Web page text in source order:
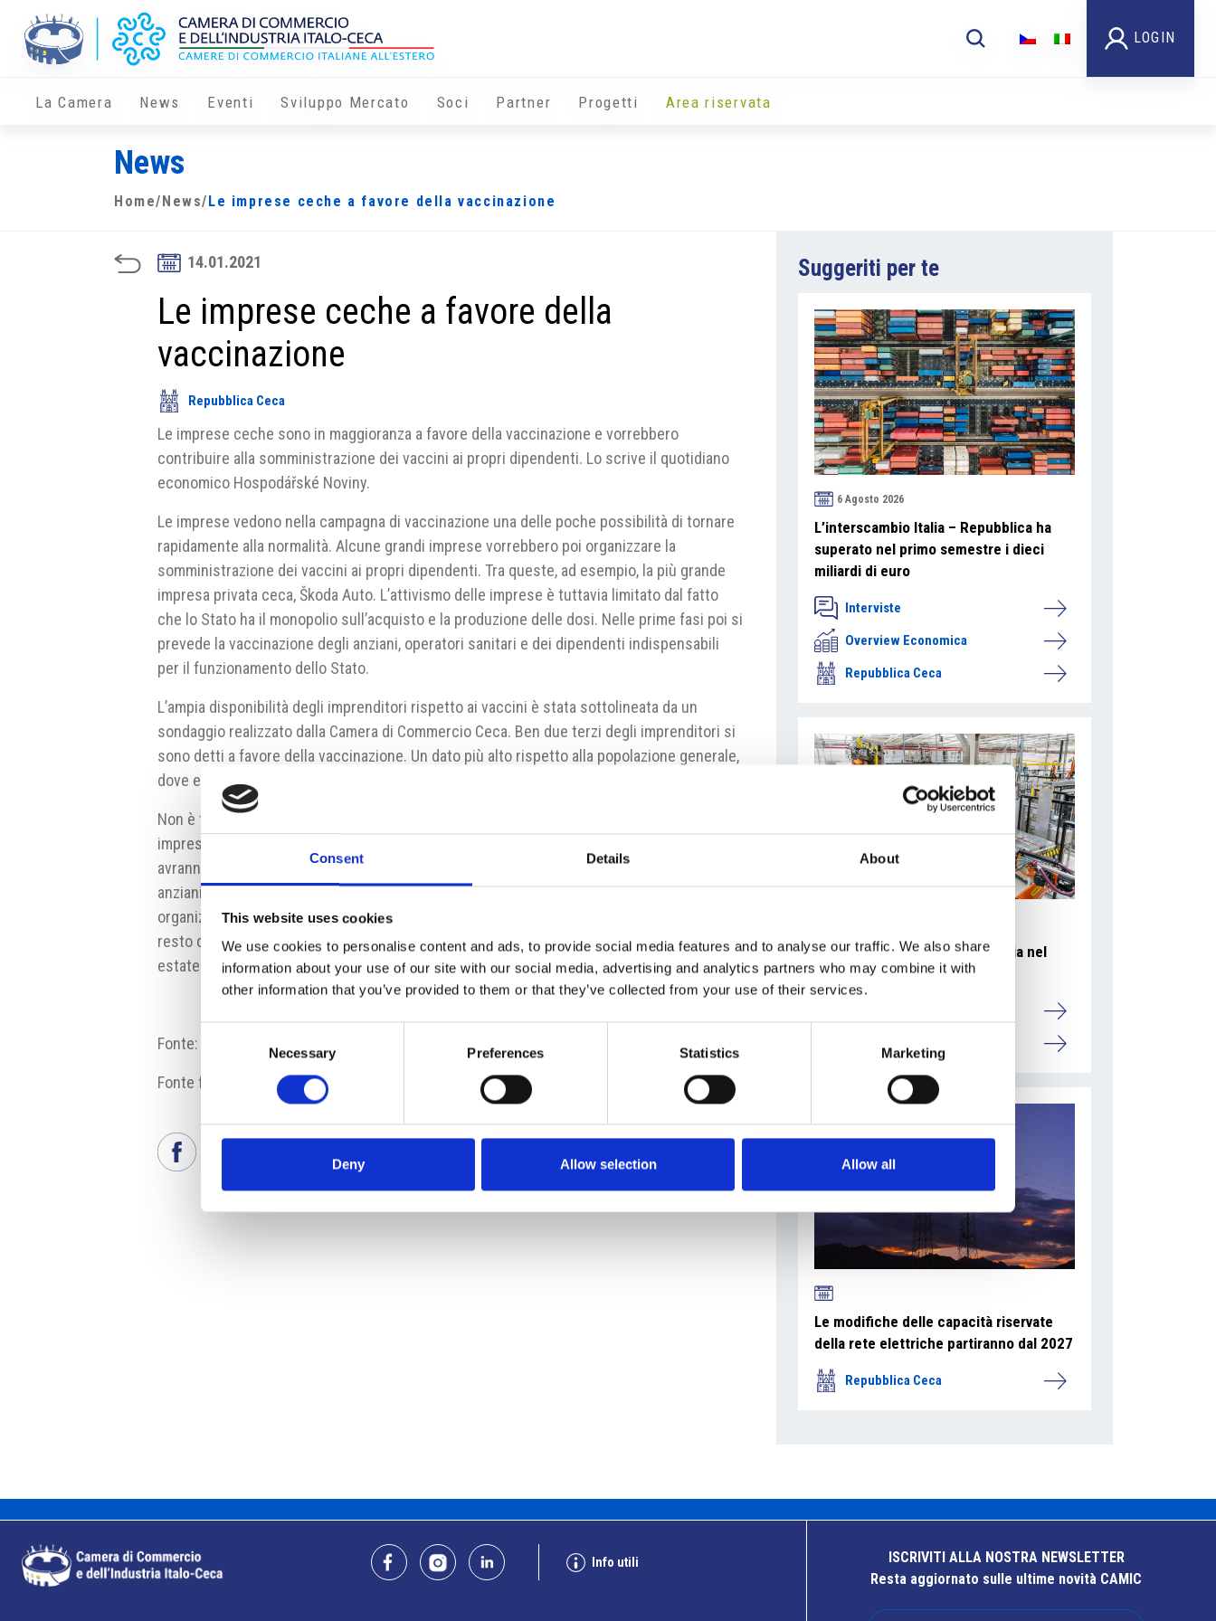
Consent Details About
This website uses cookies
We use cookies to personalise content and ads, to provide social media features and to analyse our traffic. We also share
information about your use of our site with our social media, advertising and analytics partners who may combine it with
other information that you’ve provided to them or that they’ve collected from your use of their services.
Necessary Preferences Statistics Marketing
Deny Allow selection Allow all
LOGIN
La Camera News Eventi Sviluppo Mercato Soci Partner Progetti Area riservata
News
Home/ News/ Le imprese ceche a favore della vaccinazione
14.01.2021
Le imprese ceche a favore della
vaccinazione
Repubblica Ceca
Le imprese ceche sono in maggioranza a favore della vaccinazione e vorrebbero
contribuire alla somministrazione dei vaccini ai propri dipendenti. Lo scrive il quotidiano
economico Hospodářské Noviny.
Le imprese vedono nella campagna di vaccinazione una delle poche possibilità di tornare
rapidamente alla normalità. Alcune grandi imprese vorrebbero poi organizzare la
somministrazione dei vaccini ai propri dipendenti. Tra queste, ad esempio, la più grande
impresa privata ceca, Škoda Auto. L’attivismo delle imprese è tuttavia limitato dal fatto
che lo Stato ha il monopolio sull’acquisto e la produzione delle dosi. Nelle prime fasi poi si
prevede la vaccinazione degli anziani, operatori sanitari e dei dipendenti indispensabili
per il funzionamento dello Stato.
L’ampia disponibilità degli imprenditori rispetto ai vaccini è stata sottolineata da un
sondaggio realizzato dalla Camera di Commercio Ceca. Ben due terzi degli imprenditori si
sono detti a favore della vaccinazione. Un dato più alto rispetto alla popolazione generale,
dove esprimono un parere favorevole circa il 40 – 45% delle persone.
Non è tuttavia molto probabile che i vaccini arrivino nelle prossime settimane nelle
imprese private. Secondo il piano di vaccinazione approvato mercoledì dal governo
avranno la priorità gli operatori sanitari e le persone over 80. Seguiranno il resto degli
anziani, le persone con patologie e i dipendenti delle forze dell’ordine e delle
organizzazioni indispensabili per il funzionamento dello Stato, che sono oltre tre milioni. Il
resto della popolazione verrà vaccinata presumibilmente a partire dalla primavera –
estate di quest’anno.
Fonte: https://archiv.ihned.cz
Fonte fotografia: Škoda Auto
Suggeriti per te
6 Agosto 2026
L’interscambio Italia – Repubblica ha
superato nel primo semestre i dieci
miliardi di euro
Interviste
Overview Economica
Repubblica Ceca
Accelera la ripresa dell’industria nel
corso del primo semestre
Le modifiche delle capacità riservate
della rete elettriche partiranno dal 2027
Repubblica Ceca
Info utili
ISCRIVITI ALLA NOSTRA NEWSLETTER
Resta aggiornato sulle ultime novità CAMIC